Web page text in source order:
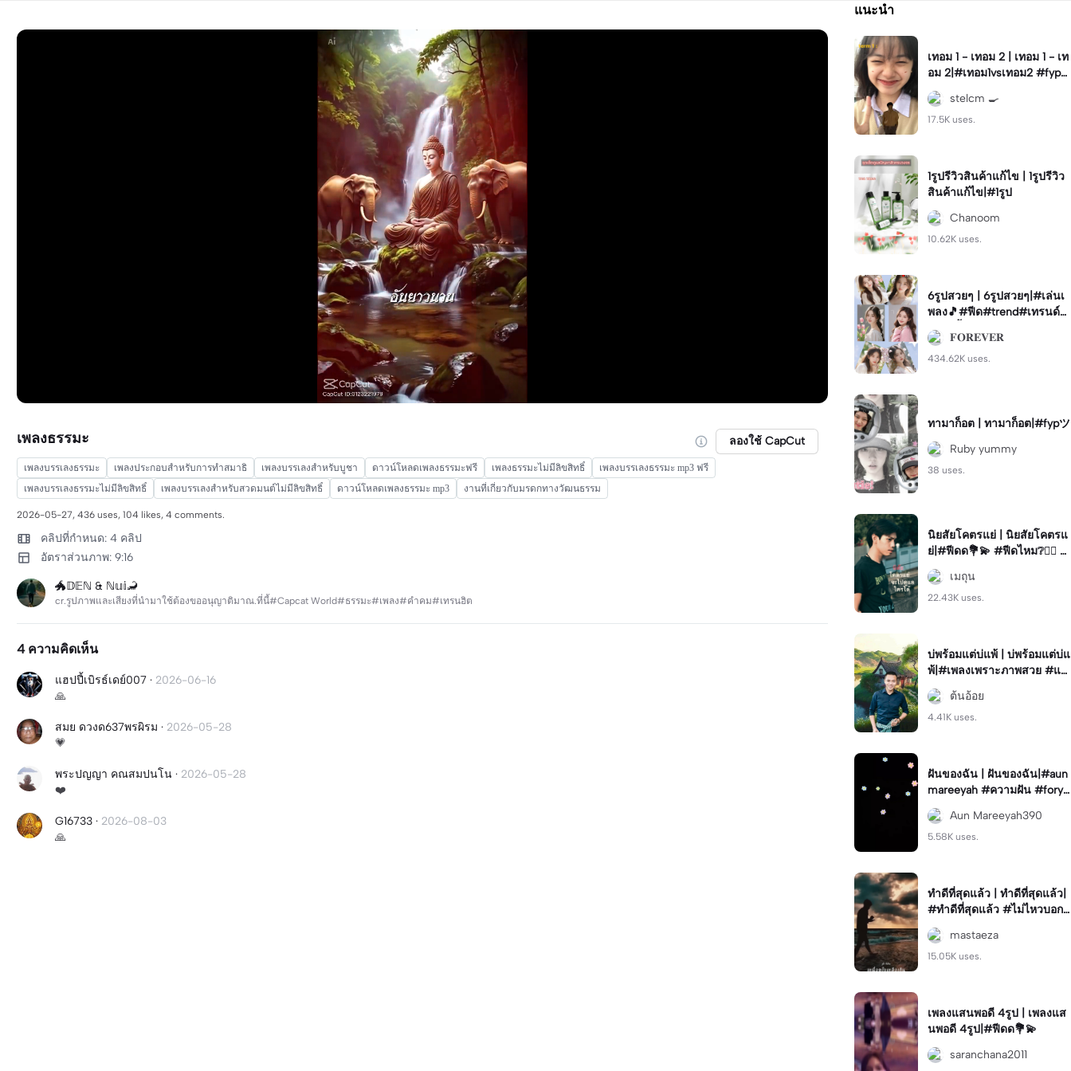
เพลงธรรมะ ลองใช้ CapCut
เพลงบรรเลงธรรมะ เพลงประกอบสำหรับการทำสมาธิ เพลงบรรเลงสำหรับบูชา ดาวน์โหลดเพลงธรรมะฟรี เพลงธรรมะไม่มีลิขสิทธิ์
เพลงบรรเลงธรรมะ mp3 ฟรี
เพลงบรรเลงธรรมะไม่มีลิขสิทธิ์
เพลงบรรเลงสำหรับสวดมนต์ไม่มีลิขสิทธิ์ ดาวน์โหลดเพลงธรรมะ mp3 งานที่เกี่ยวกับมรดกทางวัฒนธรรม
2026-05-27, 436 uses, 104 likes, 4 comments.
คลิปที่กำหนด: 4 คลิป
อัตราส่วนภาพ: 9:16
🐲𝔻𝔼ℕ & ℕ𝕦𝕚🦂
cr.รูปภาพและเสียงที่นำมาใช้ต้องขออนุญาติมาณ.ที่นี้#Capcat World#ธรรมะ#เพลง#คำคม#เทรนฮิต
4 ความคิดเห็น
แฮปปี้เบิรธ์เดย์007 · 2026-06-16
🙏
สมย ดวงด637พรผิรม · 2026-05-28
💗
พระปญญา คณสมปนโน · 2026-05-28
❤️
G16733 · 2026-08-03
🙏
แนะนำ
เทอม 1 - เทอม 2 | เทอม 1 - เท
อม 2|#เทอม1vsเทอม2 #fyp
#foryoupage #trend #xyzb
ca
stelcm 🍳
17.5K uses.
1รูปรีวิวสินค้าแก้ไข | 1รูปรีวิว
สินค้าแก้ไข|#1รูป
Chanoom
10.62K uses.
6รูปสวยๆ | 6รูปสวยๆ|#เล่นเ
พลง🎵#ฟีด#trend#เทรนด์ข
องวันนี้
𝐅𝐎𝐑𝐄𝐕𝐄𝐑
434.62K uses.
ทามาก็อต | ทามาก็อต|#fypツ⁠
Ruby yummy
38 uses.
นิยสัยโคตรแย่ | นิยสัยโคตรแ
ย่|#ฟีดด💐💫 #ฟีดไหม❔🖐🏻 #
ฟีดหน่อย🧋 #ฟีดดดシ #คำค
ม
เมถุน
22.43K uses.
บ่พร้อมแต่บ่แพ้ | บ่พร้อมแต่บ่แ
พ้|#เพลงเพราะภาพสวย #แม่
แบบน่ารักง่ายๆ #วิดิโอยาวจ
บเพลงต้นอ้อย
4.41K uses.
ฝันของฉัน | ฝันของฉัน|#aun
mareeyah #ความฝัน #foryo
u💗✨
Aun Mareeyah390
5.58K uses.
ทำดีที่สุดแล้ว | ทำดีที่สุดแล้ว|
#ทำดีที่สุดแล้ว #ไม่ไหวบอกไ
หว #ลาก่อน
mastaeza
15.05K uses.
เพลงแสนพอดี 4รูป | เพลงแส
นพอดี 4รูป|#ฟีดด💐💫
saranchana2011